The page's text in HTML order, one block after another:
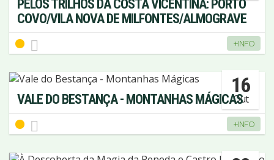
PELOS TRILHOS DA COSTA VICENTINA: PORTO
COVO/VILA NOVA DE MILFONTES/ALMOGRAVE
+INFO
16
Out
VALE DO BESTANÇA - MONTANHAS MÁGICAS
+INFO